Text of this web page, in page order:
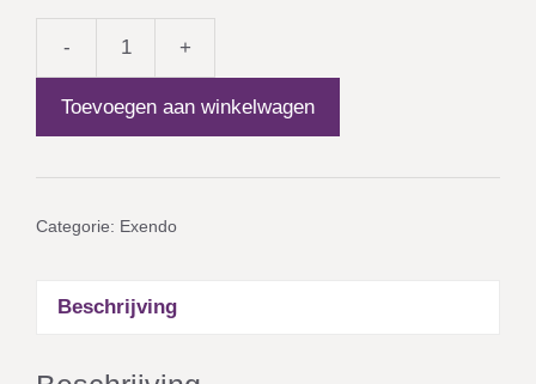
-
phase
+
Toevoegen aan winkelwagen
Categorie: Exendo
Beschrijving